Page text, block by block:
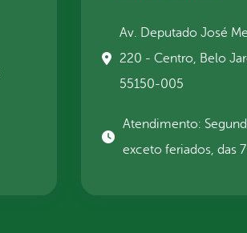
Av. Deputado José
220 - Centro, Belo
55150-005
Atendimento:
exceto feriados, das